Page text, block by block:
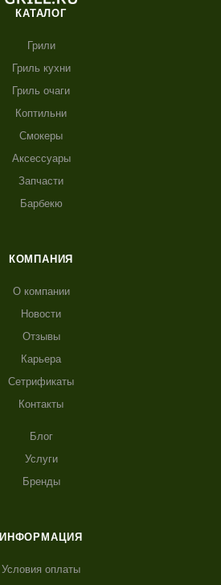
КАТАЛОГ
Грили
Гриль кухни
Гриль очаги
Коптильни
Смокеры
Аксессуары
Запчасти
Барбекю
КОМПАНИЯ
О компании
Новости
Отзывы
Карьера
Сетрификаты
Контакты
Блог
Услуги
Бренды
ИНФОРМАЦИЯ
Условия оплаты